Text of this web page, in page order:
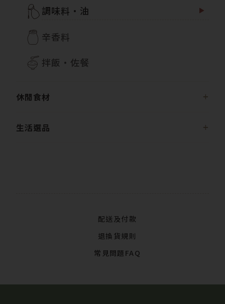
調味料・油
辛香料
拌飯・佐餐
休閒食材
生活選品
配送及付款
退換貨規則
常見問題FAQ